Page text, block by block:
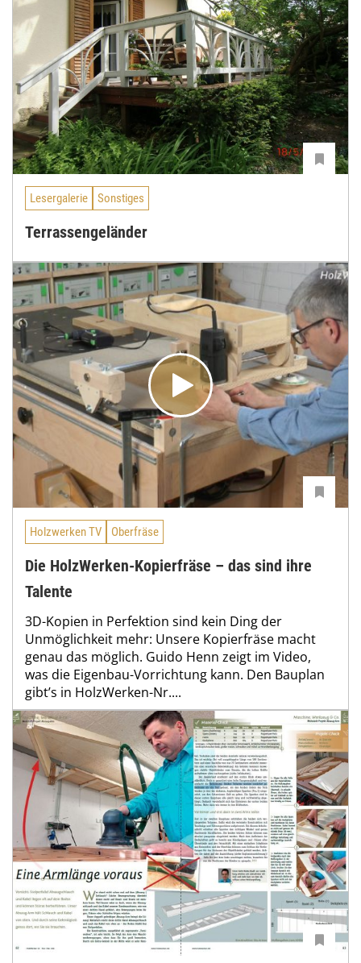
Lesergalerie Sonstiges
Terrassengeländer
Holzwerken TV Oberfräse
Die HolzWerken-Kopierfräse – das sind ihre
Talente
3D-Kopien in Perfektion sind kein Ding der
Unmöglichkeit mehr: Unsere Kopierfräse macht
genau das möglich. Guido Henn zeigt im Video,
was die Eigenbau-Vorrichtung kann. Den Bauplan
gibt’s in HolzWerken-Nr....